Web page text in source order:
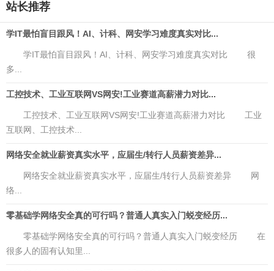
站长推荐
学IT最怕盲目跟风！AI、计科、网安学习难度真实对比...
学IT最怕盲目跟风！AI、计科、网安学习难度真实对比 很
多...
工控技术、工业互联网VS网安!工业赛道高薪潜力对比...
工控技术、工业互联网VS网安!工业赛道高薪潜力对比 工业
互联网、工控技术...
网络安全就业薪资真实水平，应届生/转行人员薪资差异...
网络安全就业薪资真实水平，应届生/转行人员薪资差异 网
络...
零基础学网络安全真的可行吗？普通人真实入门蜕变经历...
零基础学网络安全真的可行吗？普通人真实入门蜕变经历 在
很多人的固有认知里...